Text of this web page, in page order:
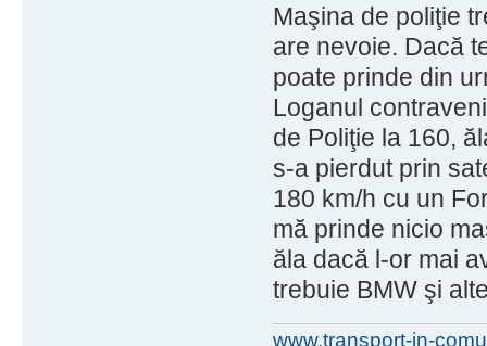
Maşina de poliţie
are nevoie. Dacă
poate prinde din
Loganul
de Poliţie la 160,
s-a pierdut prin
180 km/h cu un
mă prinde nicio
ăla dacă l-or mai
trebuie BMW şi
www.transport-in-